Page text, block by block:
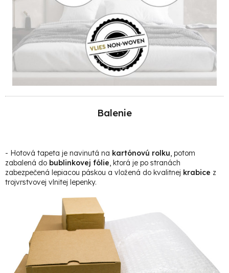
Balenie
- Hotová tapeta je navinutá na kartónovú rolku, potom
zabalená do bublinkovej fólie, ktorá je po stranách
zabezpečená lepiacou páskou a vložená do kvalitnej krabice z
trojvrstvovej vlnitej lepenky.